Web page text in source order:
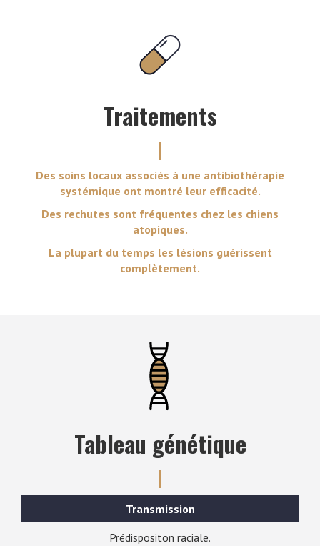
Traitements
Des soins locaux associés à une antibiothérapie
systémique ont montré leur efficacité.
Des rechutes sont fréquentes chez les chiens
atopiques.
La plupart du temps les lésions guérissent
complètement.
Tableau génétique
Transmission
Prédispositon raciale.